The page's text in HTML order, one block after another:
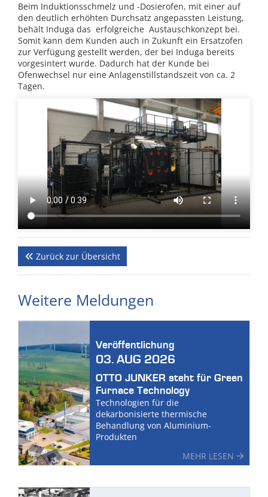
Beim Induktionsschmelz und -Dosierofen, mit einer auf
den deutlich erhöhten Durchsatz angepassten Leistung,
behält Induga das erfolgreiche Austauschkonzept bei.
Somit kann dem Kunden auch in Zukunft ein Ersatzofen
zur Verfügung gestellt werden, der bei Induga bereits
vorgesintert wurde. Dadurch hat der Kunde bei
Ofenwechsel nur eine Anlagenstillstandszeit von ca. 2
Tagen.
Zurück zur Übersicht
Weitere Meldungen
Veröffentlichung
03. AUG 2026
OTTO JUNKER steht für Green
Furnace Technology
Technologien für die
dekarbonisierte thermische
Behandlung von Aluminium-
Produkten
MEHR LESEN